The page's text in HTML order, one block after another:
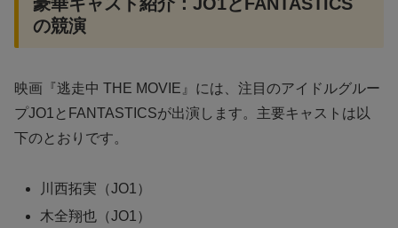
の競演
映画『逃走中 THE MOVIE』には、注目のアイドルグルー
プJO1とFANTASTICSが出演します。主要キャストは以
下のとおりです。
川西拓実（JO1）
木全翔也（JO1）